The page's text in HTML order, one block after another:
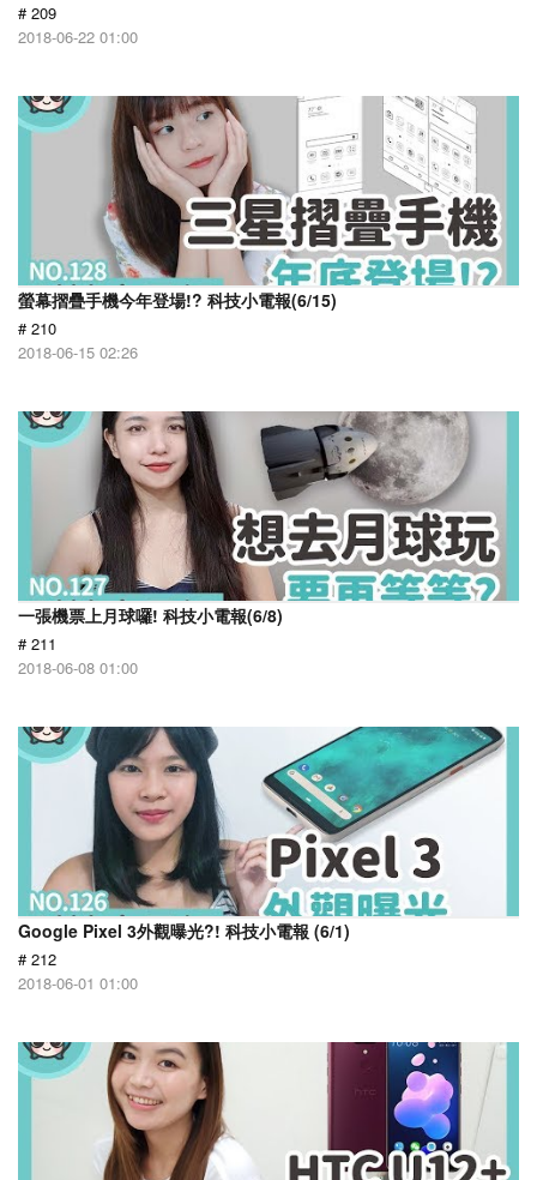
# 209
2018-06-22 01:00
螢幕摺疊手機今年登場!? 科技小電報(6/15)
# 210
2018-06-15 02:26
一張機票上月球囉! 科技小電報(6/8)
# 211
2018-06-08 01:00
Google Pixel 3外觀曝光?! 科技小電報 (6/1)
# 212
2018-06-01 01:00